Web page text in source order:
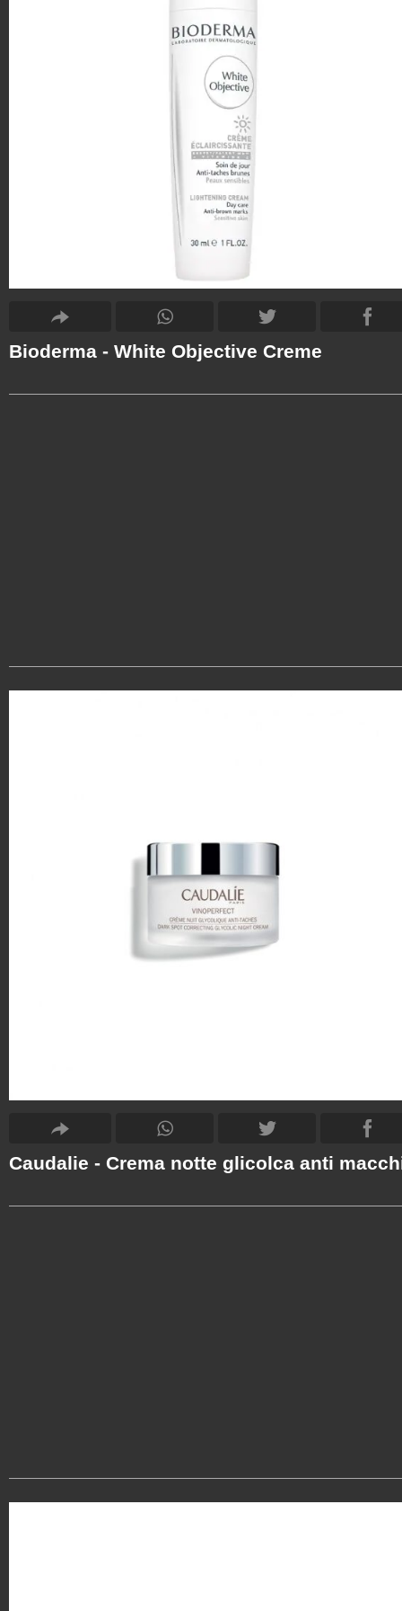
Bioderma - White Objective Creme
Caudalie - Crema notte glicolca anti